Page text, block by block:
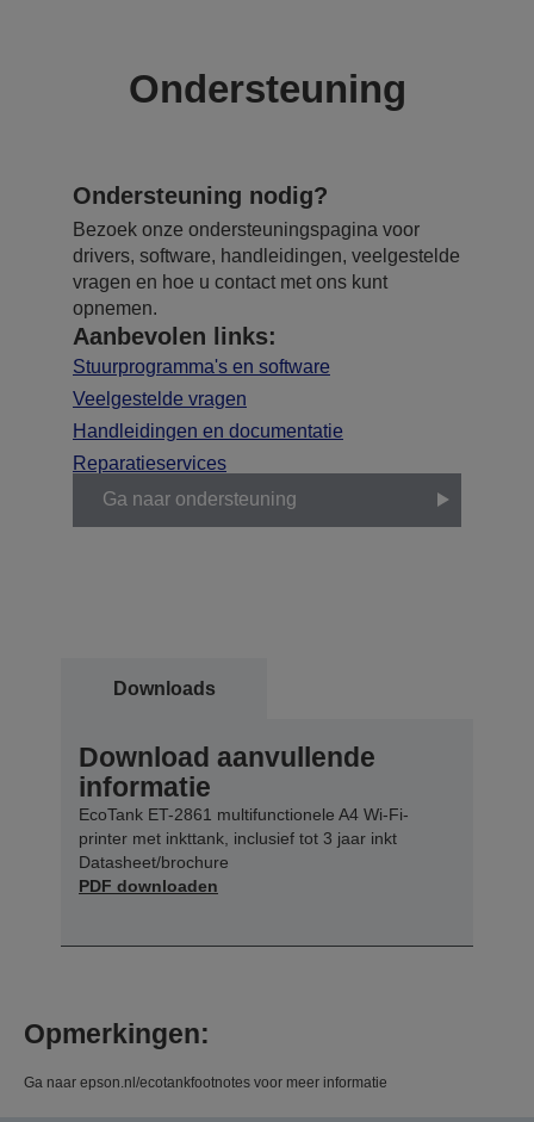
Ondersteuning
Ondersteuning nodig?
Bezoek onze ondersteuningspagina voor
drivers, software, handleidingen, veelgestelde
vragen en hoe u contact met ons kunt
opnemen.
Aanbevolen links:
Stuurprogramma's en software
Veelgestelde vragen
Handleidingen en documentatie
Reparatieservices
Ga naar ondersteuning
Downloads
Download aanvullende
informatie
EcoTank ET-2861 multifunctionele A4 Wi-Fi-
printer met inkttank, inclusief tot 3 jaar inkt
Datasheet/brochure
PDF downloaden
Opmerkingen:
Ga naar epson.nl/ecotankfootnotes voor meer informatie